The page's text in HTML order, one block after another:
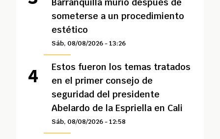
Barranquilla murió después de
someterse a un procedimiento
estético
Sáb, 08/08/2026 - 13:26
Estos fueron los temas tratados
en el primer consejo de
seguridad del presidente
Abelardo de la Espriella en Cali
Sáb, 08/08/2026 - 12:58